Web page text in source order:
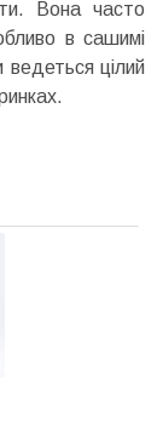
Вона часто
в сашимі
ведеться цілий